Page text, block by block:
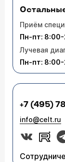
Приём
Пн-пт:
Лучевая
Пн-пт:
+7 (495)
info@celt.ru